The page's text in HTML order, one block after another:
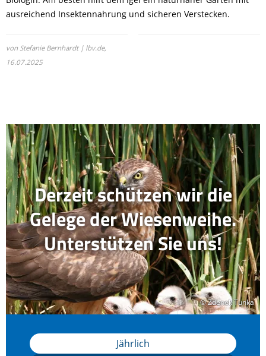
ausreichend Insektennahrung und sicheren Verstecken.
von Stefanie Bernhardt | lbv.de,
16.07.2025
© Zdenek Tunka
© Zdenek Tunka
Derzeit schützen wir die
Gelege der Wiesenweihe.
Unterstützen Sie uns!
Jährlich